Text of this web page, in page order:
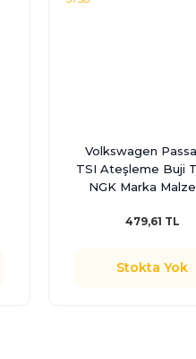
Volkswagen
TSI Ateşleme Buji
NGK Marka
479,61 TL
Stokta Yok